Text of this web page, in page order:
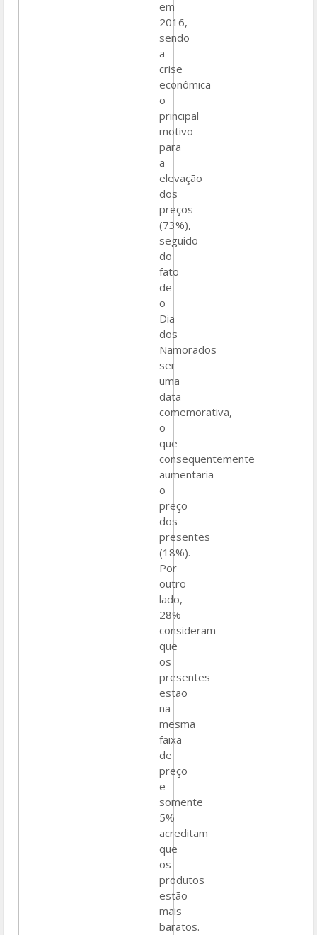
em
2016,
sendo
a
crise
econômica
o
principal
motivo
para
a
elevação
dos
preços
(73%),
seguido
do
fato
de
o
Dia
dos
Namorados
ser
uma
data
comemorativa,
o
que
consequentemente
aumentaria
o
preço
dos
presentes
(18%).
Por
outro
lado,
28%
consideram
que
os
presentes
estão
na
mesma
faixa
de
preço
e
somente
5%
acreditam
que
os
produtos
estão
mais
baratos.